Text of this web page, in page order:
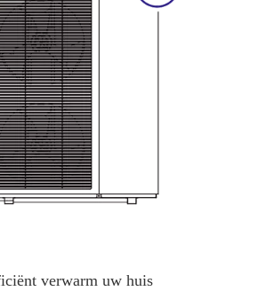
verwarm uw huis